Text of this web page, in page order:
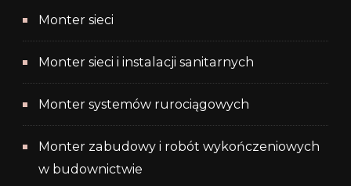
Monter sieci
Monter sieci i instalacji sanitarnych
Monter systemów rurociągowych
Monter zabudowy i robót wykończeniowych
w budownictwie